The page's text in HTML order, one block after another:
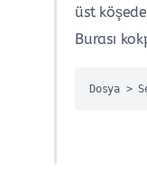
üst
Burası
Dosya >